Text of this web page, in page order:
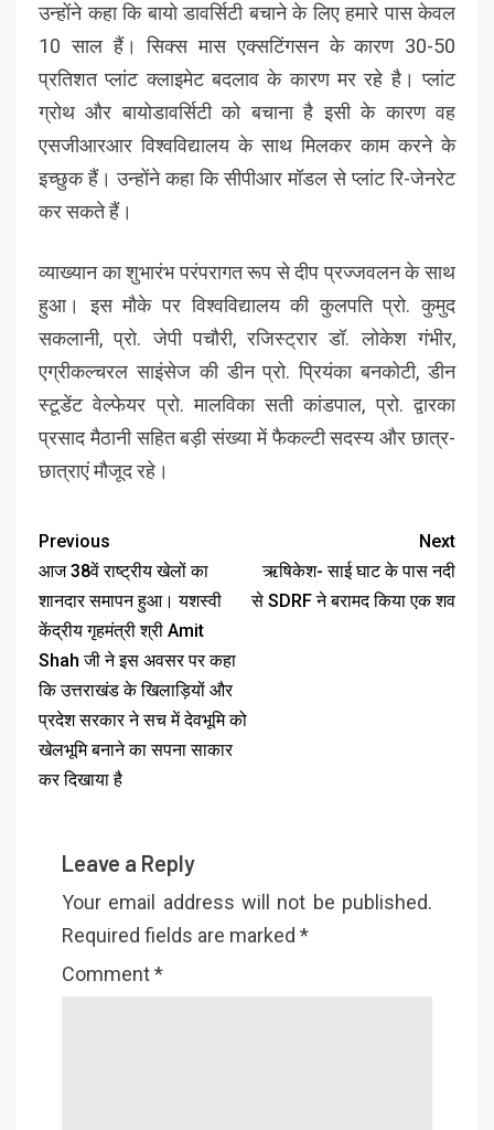
उन्होंने कहा कि बायो डावर्सिटी बचाने के लिए हमारे पास केवल
10 साल हैं। सिक्स मास एक्सटिंगसन के कारण 30-50
प्रतिशत प्लांट क्लाइमेट बदलाव के कारण मर रहे है। प्लांट
ग्रोथ और बायोडावर्सिटी को बचाना है इसी के कारण वह
एसजीआरआर विश्वविद्यालय के साथ मिलकर काम करने के
इच्छुक हैं। उन्होंने कहा कि सीपीआर मॉडल से प्लांट रि-जेनरेट
कर सकते हैं।
व्याख्यान का शुभारंभ परंपरागत रूप से दीप प्रज्जवलन के साथ
हुआ। इस मौके पर विश्वविद्यालय की कुलपति प्रो. कुमुद
सकलानी, प्रो. जेपी पचौरी, रजिस्ट्रार डॉ. लोकेश गंभीर,
एग्रीकल्चरल साइंसेज की डीन प्रो. प्रियंका बनकोटी, डीन
स्टूडेंट वेल्फेयर प्रो. मालविका सती कांडपाल, प्रो. द्वारका
प्रसाद मैठानी सहित बड़ी संख्या में फैकल्टी सदस्य और छात्र-
छात्राएं मौजूद रहे।
Previous
आज 38वें राष्ट्रीय खेलों का
शानदार समापन हुआ। यशस्वी
केंद्रीय गृहमंत्री श्री Amit
Shah जी ने इस अवसर पर कहा
कि उत्तराखंड के खिलाड़ियों और
प्रदेश सरकार ने सच में देवभूमि को
खेलभूमि बनाने का सपना साकार
कर दिखाया है
Next
ऋषिकेश- साई घाट के पास नदी
से SDRF ने बरामद किया एक शव
Leave a Reply
Your email address will not be published.
Required fields are marked *
Comment*